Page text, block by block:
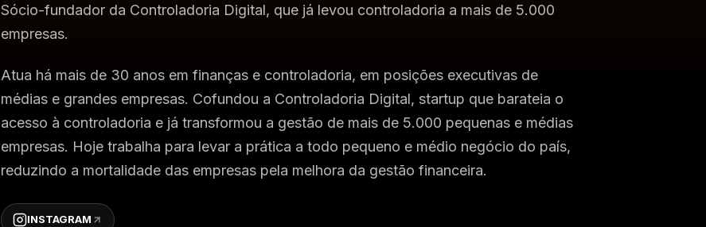
Sócio-fundador da Controladoria Digital, que já levou controladoria a mais de 5.000
empresas.
Atua há mais de 30 anos em finanças e controladoria, em posições executivas de
médias e grandes empresas. Cofundou a Controladoria Digital, startup que barateia o
acesso à controladoria e já transformou a gestão de mais de 5.000 pequenas e médias
empresas. Hoje trabalha para levar a prática a todo pequeno e médio negócio do país,
reduzindo a mortalidade das empresas pela melhora da gestão financeira.
INSTAGRAM